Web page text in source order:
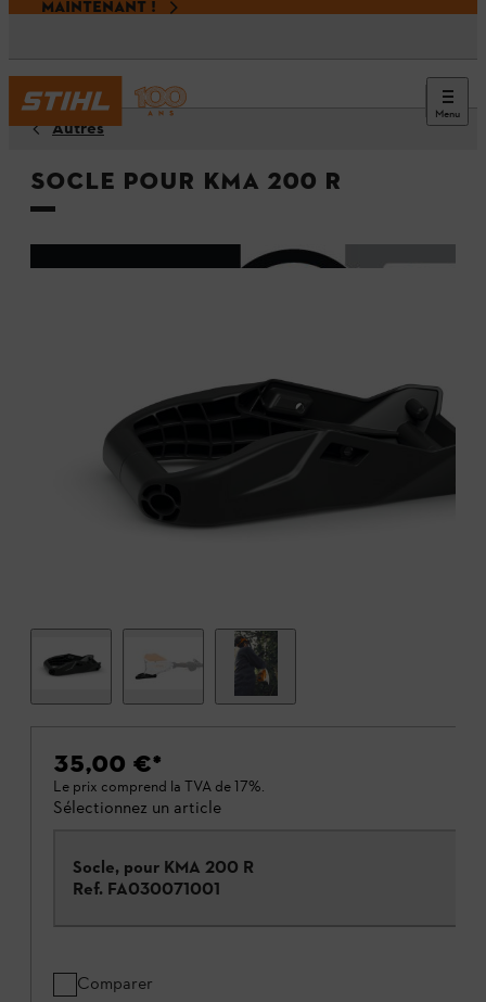
MAINTENANT !
Menu
Autres
Socle pour KMA 200 R
35,00 €*
Le prix comprend la TVA de 17%.
Sélectionnez un article
Socle, pour KMA 200 R
Ref. FA030071001
Comparer